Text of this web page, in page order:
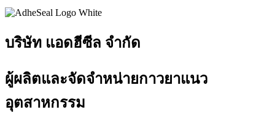
บริษัท แอดฮีซีล จำกัด
ผู้ผลิตและจัดจำหน่ายกาวยาแนว
อุตสาหกรรม